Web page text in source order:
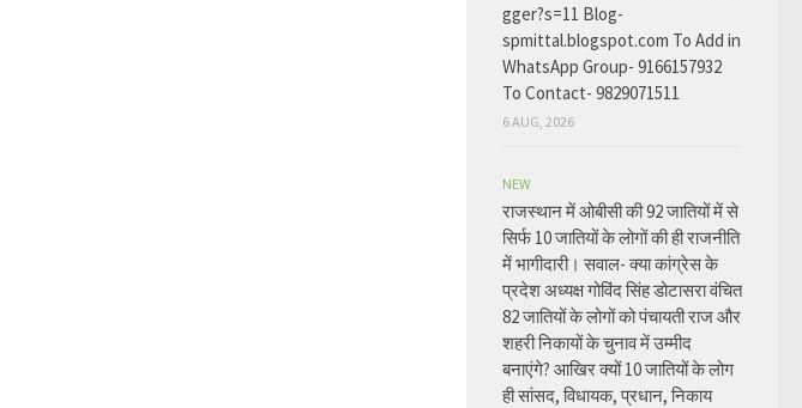
gger?s=11 Blog-
spmittal.blogspot.com To Add in
WhatsApp Group- 9166157932
To Contact- 9829071511
6 AUG, 2026
NEW
राजस्थान में ओबीसी की 92 जातियों में से
सिर्फ 10 जातियों के लोगों की ही राजनीति
में भागीदारी। सवाल- क्या कांग्रेस के
प्रदेश अध्यक्ष गोविंद सिंह डोटासरा वंचित
82 जातियों के लोगों को पंचायती राज और
शहरी निकायों के चुनाव में उम्मीद
बनाएंगे? आखिर क्यों 10 जातियों के लोग
ही सांसद, विधायक, प्रधान, निकाय